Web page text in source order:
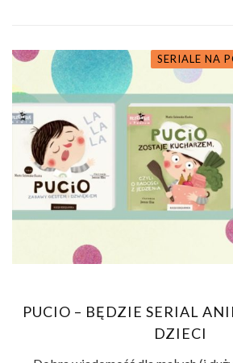
SERIALE NA
PUCIO – BĘDZIE SERIAL
DZIECI